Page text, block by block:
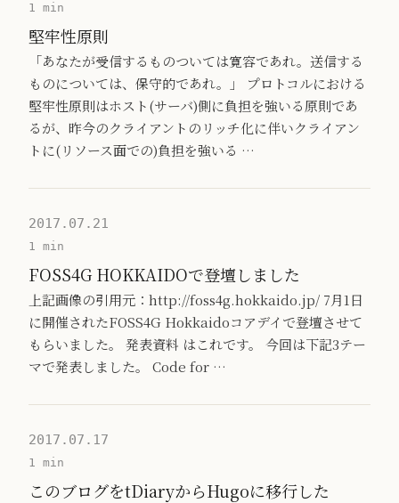
1 min
堅牢性原則
「あなたが受信するものついては寛容であれ。送信する
ものについては、保守的であれ。」 プロトコルにおける
堅牢性原則はホスト(サーバ)側に負担を強いる原則であ
るが、昨今のクライアントのリッチ化に伴いクライアン
トに(リソース面での)負担を強いる …
2017.07.21
1 min
FOSS4G HOKKAIDOで登壇しました
上記画像の引用元：http://foss4g.hokkaido.jp/ 7月1日
に開催されたFOSS4G Hokkaidoコアデイで登壇させて
もらいました。 発表資料 はこれです。 今回は下記3テー
マで発表しました。 Code for …
2017.07.17
1 min
このブログをtDiaryからHugoに移行した